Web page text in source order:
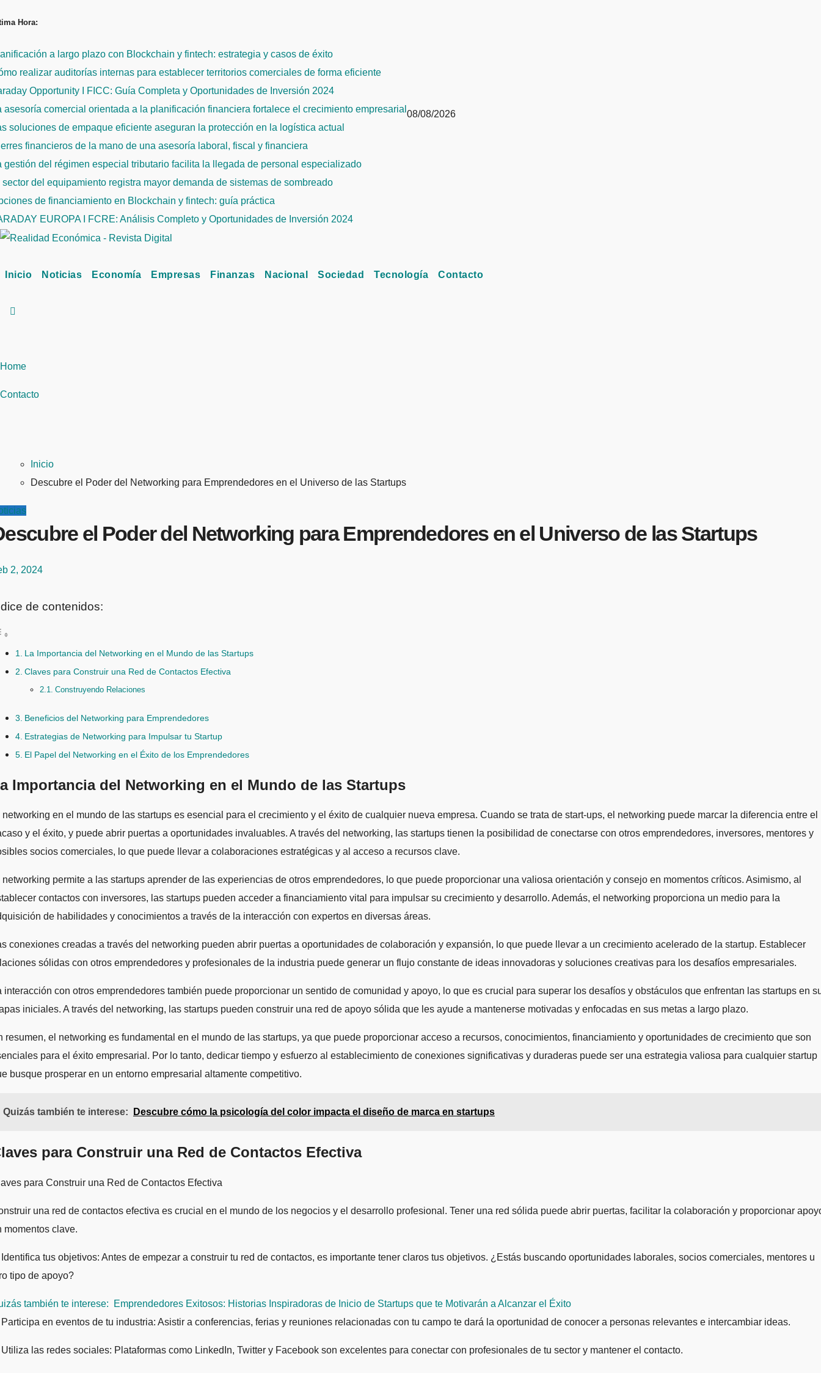
al
Hora:
a largo plazo con Blockchain y fintech: estrategia y casos de éxito
realizar auditorías internas para establecer territorios comerciales de forma eficiente
Opportunity I FICC: Guía Completa y Oportunidades de Inversión 2024
asesoría comercial orientada a la planificación financiera fortalece el crecimiento empresarial
soluciones de empaque eficiente aseguran la protección en la logística actual
financieros de la mano de una asesoría laboral, fiscal y financiera
gestión del régimen especial tributario facilita la llegada de personal especializado
sector del equipamiento registra mayor demanda de sistemas de sombreado
de financiamiento en Blockchain y fintech: guía práctica
EUROPA I FCRE: Análisis Completo y Oportunidades de Inversión 2024
08/08/2026
Inicio Noticias Economía Empresas Finanzas Nacional Sociedad Tecnología Contacto
Home
Contacto
Inicio
Descubre el Poder del Networking para Emprendedores en el Universo de las Startups
el Poder del Networking para Emprendedores en el Universo de las Startups
2, 2024
de contenidos:
La Importancia del Networking en el Mundo de las Startups
Claves para Construir una Red de Contactos Efectiva
Construyendo Relaciones
Beneficios del Networking para Emprendedores
Estrategias de Networking para Impulsar tu Startup
El Papel del Networking en el Éxito de los Emprendedores
Importancia del Networking en el Mundo de las Startups
y el éxito, y puede abrir puertas a oportunidades invaluables. A través del networking, las startups tienen la posibilidad de conectarse con otros emprendedores, inversores, mentores y
socios comerciales, lo que puede llevar a colaboraciones estratégicas y al acceso a recursos clave.
networking permite a las startups aprender de las experiencias de otros emprendedores, lo que puede proporcionar una valiosa orientación y consejo en momentos críticos. Asimismo, al
contactos con inversores, las startups pueden acceder a financiamiento vital para impulsar su crecimiento y desarrollo. Además, el networking proporciona un medio para la
de habilidades y conocimientos a través de la interacción con expertos en diversas áreas.
conexiones creadas a través del networking pueden abrir puertas a oportunidades de colaboración y expansión, lo que puede llevar a un crecimiento acelerado de la startup. Establecer
sólidas con otros emprendedores y profesionales de la industria puede generar un flujo constante de ideas innovadoras y soluciones creativas para los desafíos empresariales.
interacción con otros emprendedores también puede proporcionar un sentido de comunidad y apoyo, lo que es crucial para superar los desafíos y obstáculos que enfrentan las startups en
iniciales. A través del networking, las startups pueden construir una red de apoyo sólida que les ayude a mantenerse motivadas y enfocadas en sus metas a largo plazo.
resumen, el networking es fundamental en el mundo de las startups, ya que puede proporcionar acceso a recursos, conocimientos, financiamiento y oportunidades de crecimiento que son
para el éxito empresarial. Por lo tanto, dedicar tiempo y esfuerzo al establecimiento de conexiones significativas y duraderas puede ser una estrategia valiosa para cualquier startup
busque prosperar en un entorno empresarial altamente competitivo.
Quizás también te interese: Descubre cómo la psicología del color impacta el diseño de marca en startups
para Construir una Red de Contactos Efectiva
para Construir una Red de Contactos Efectiva
una red de contactos efectiva es crucial en el mundo de los negocios y el desarrollo profesional. Tener una red sólida puede abrir puertas, facilitar la colaboración y proporcionar
momentos clave.
tus objetivos: Antes de empezar a construir tu red de contactos, es importante tener claros tus objetivos. ¿Estás buscando oportunidades laborales, socios comerciales, mentores u
tipo de apoyo?
también te interese:
Emprendedores Exitosos: Historias Inspiradoras de Inicio de Startups que te Motivarán a Alcanzar el Éxito
en eventos de tu industria: Asistir a conferencias, ferias y reuniones relacionadas con tu campo te dará la oportunidad de conocer a personas relevantes e intercambiar ideas.
las redes sociales: Plataformas como LinkedIn, Twitter y Facebook son excelentes para conectar con profesionales de tu sector y mantener el contacto.